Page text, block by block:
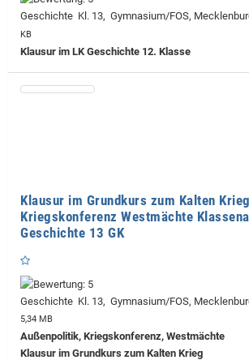
Geschichte Kl. 13, Gymnasium/FOS,
KB
Klausur im LK Geschichte 12. Klasse
Klausur im Grundkurs zum Kalten
Kriegskonferenz Westmächte
Geschichte 13 GK
Geschichte Kl. 13, Gymnasium/FOS,
5,34 MB
Außenpolitik, Kriegskonferenz, Westmächte
Klausur im Grundkurs zum Kalten Krieg